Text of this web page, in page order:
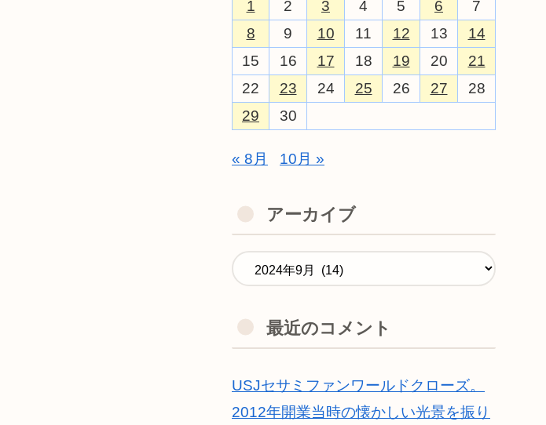
1
2 3 4 5 6
7
8
9 10 11 12 13
14
15
16 17 18 19 20
21
22
23 24 25 26 27
28
29
30
« 8月 10月 »
アーカイブ
最近のコメント
USJセサミファンワールドクローズ。
2012年開業当時の懐かしい光景を振り